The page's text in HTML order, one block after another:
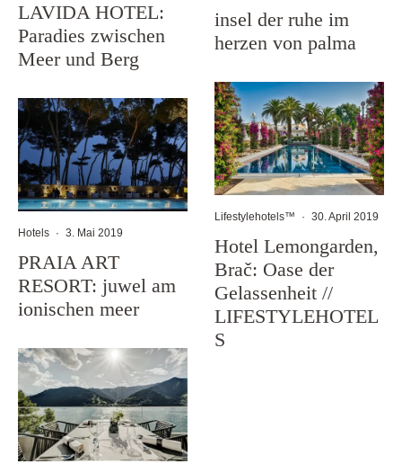
LAVIDA HOTEL:
Paradies zwischen
Meer und Berg
Hotels · 3. Mai 2019
PRAIA ART
RESORT: juwel am
ionischen meer
insel der ruhe im
herzen von palma
Lifestylehotels™ · 30. April 2019
Hotel Lemongarden,
Brač: Oase der
Gelassenheit //
LIFESTYLEHOTEL
S